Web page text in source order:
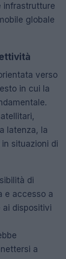
infrastrutture
globale
verso
in cui la
latenza, la
situazioni di
di
e accesso a
dispositivi
a